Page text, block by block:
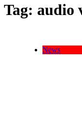
Tag: audio
News